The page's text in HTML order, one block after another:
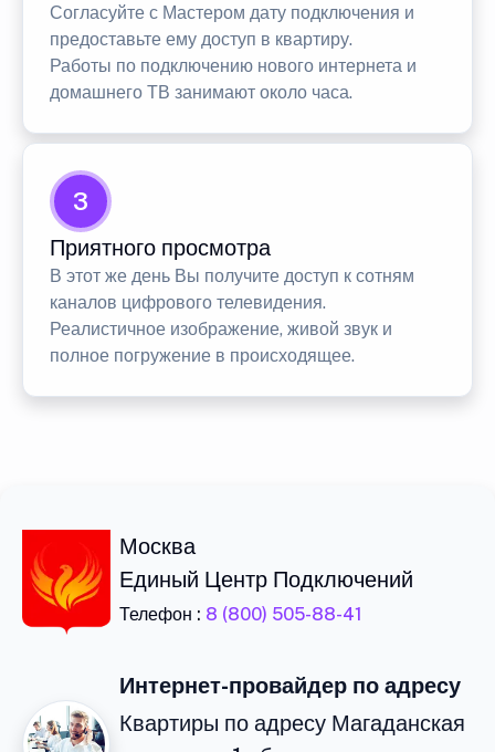
Согласуйте с Мастером дату подключения и
предоставьте ему доступ в квартиру.
Работы по подключению нового интернета и
домашнего ТВ занимают около часа.
3
Приятного просмотра
В этот же день Вы получите доступ к сотням
каналов цифрового телевидения.
Реалистичное изображение, живой звук и
полное погружение в происходящее.
Москва
Единый Центр Подключений
Телефон : 8 (800) 505-88-41
Интернет-провайдер по адресу
Квартиры по адресу Магаданская